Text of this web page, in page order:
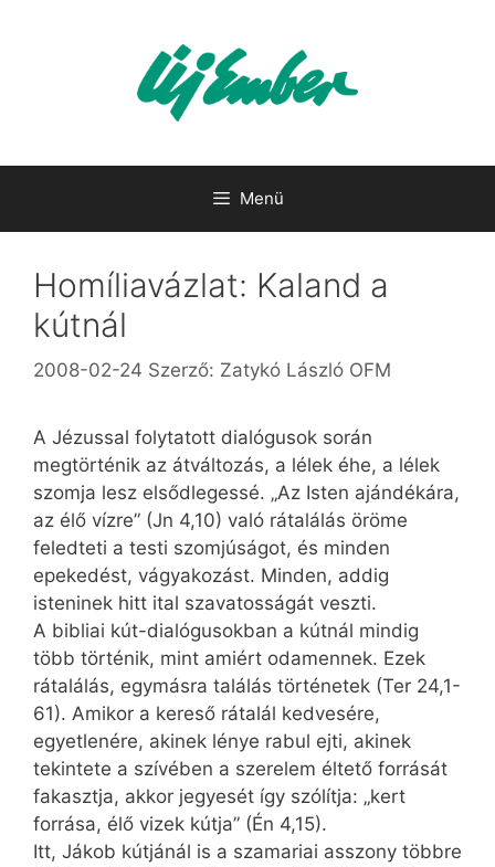
Menü
Homíliavázlat: Kaland a
kútnál
2008-02-24 Szerző: Zatykó László OFM
A Jézussal folytatott dialógusok során
megtörténik az átváltozás, a lélek éhe, a lélek
szomja lesz elsődlegessé. „Az Isten ajándékára,
az élő vízre” (Jn 4,10) való rátalálás öröme
feledteti a testi szomjúságot, és minden
epekedést, vágyakozást. Minden, addig
isteninek hitt ital szavatosságát veszti.
A bibliai kút-dialógusokban a kútnál mindig
több történik, mint amiért odamennek. Ezek
rátalálás, egymásra találás történetek (Ter 24,1-
61). Amikor a kereső rátalál kedvesére,
egyetlenére, akinek lénye rabul ejti, akinek
tekintete a szívében a szerelem éltető forrását
fakasztja, akkor jegyesét így szólítja: „kert
forrása, élő vizek kútja” (Én 4,15).
Itt, Jákob kútjánál is a szamariai asszony többre